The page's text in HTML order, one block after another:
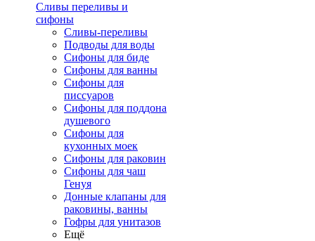
Сливы переливы и
сифоны
Сливы-переливы
Подводы для воды
Сифоны для биде
Сифоны для ванны
Сифоны для
писсуаров
Сифоны для поддона
душевого
Сифоны для
кухонных моек
Сифоны для раковин
Сифоны для чаш
Генуя
Донные клапаны для
раковины, ванны
Гофры для унитазов
Ещё